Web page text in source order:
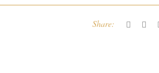
Share: